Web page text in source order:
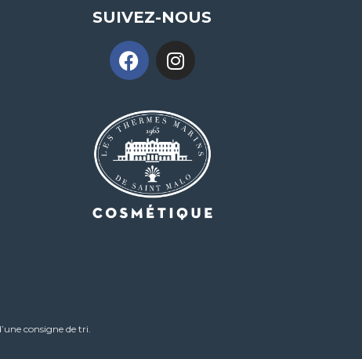
SUIVEZ-NOUS
consigne de tri.